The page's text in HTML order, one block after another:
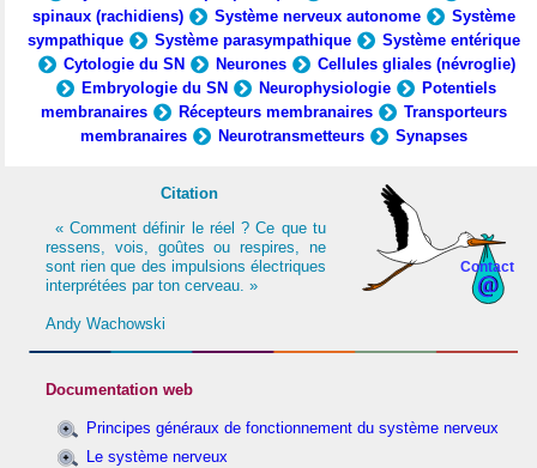
spinaux (rachidiens)
Système nerveux autonome
Système
sympathique
Système parasympathique
Système entérique
Cytologie du SN
Neurones
Cellules gliales (névroglie)
Embryologie du SN
Neurophysiologie
Potentiels
membranaires
Récepteurs membranaires
Transporteurs
membranaires
Neurotransmetteurs Synapses
Contact
Citation
« Comment définir le réel ? Ce que tu
ressens, vois, goûtes ou respires, ne
sont rien que des impulsions électriques
interprétées par ton cerveau. »
Andy Wachowski
Documentation web
Principes généraux de fonctionnement du système nerveux
Le système nerveux